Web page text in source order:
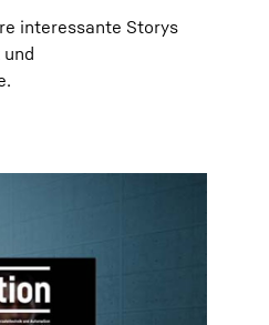
interessante Storys